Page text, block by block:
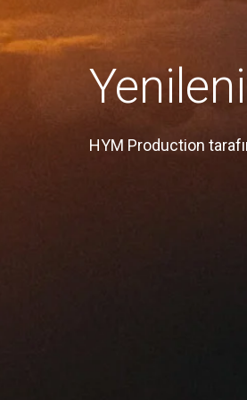
HYM Production